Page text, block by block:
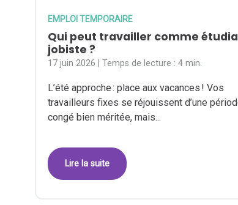
EMPLOI TEMPORAIRE
Qui peut travailler comme
jobiste ?
17 juin 2026 | Temps de lecture :4 min.
L’été approche : place aux vacances ! Vos
travailleurs fixes se réjouissent d’une
congé bien méritée, mais...
Lire la suite